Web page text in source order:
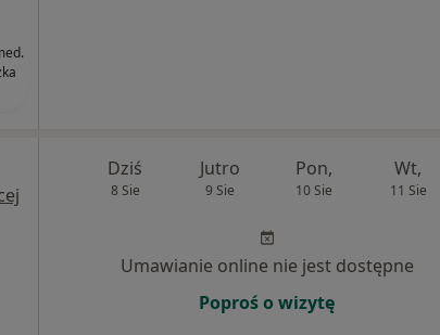
Dziś
8 Sie
Jutro
9 Sie
Pon,
10 Sie
Wt,
11 Sie
Umawianie online nie jest dostępne
Poproś o wizytę